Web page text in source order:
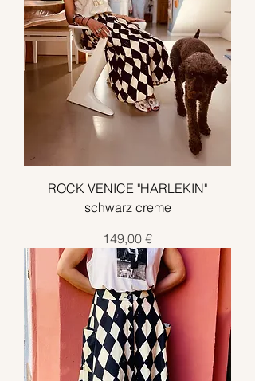
ROCK VENICE "HARLEKIN"
schwarz creme
Preis
149,00 €